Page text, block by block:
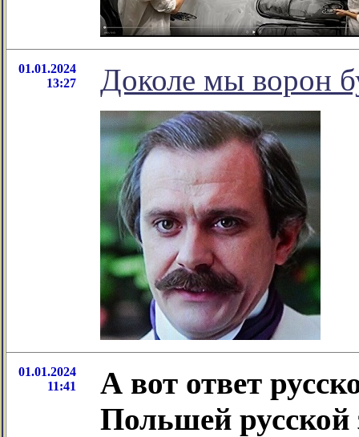
01.01.2024
13:27
Доколе мы ворон
01.01.2024
11:41
А вот ответ
Польшей русской